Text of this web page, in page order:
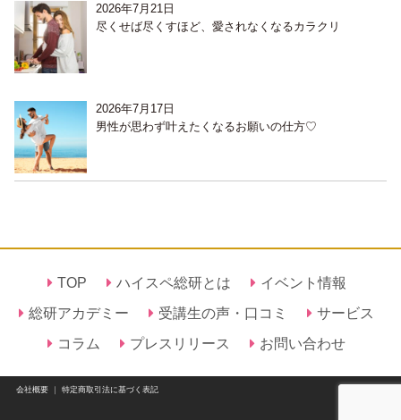
2026年7月21日
尽くせば尽くすほど、愛されなくなるカラクリ
2026年7月17日
男性が思わず叶えたくなるお願いの仕方♡
TOP ハイスペ総研とは
イベント情報
総研アカデミー
受講生の声・口コミ
サービス
コラム
プレスリリース お問い合わせ
会社概要｜ 特定商取引法に基づく表記